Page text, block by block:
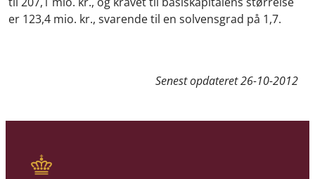
er 123,4 mio. kr., svarende til en solvensgrad på 1,7.
Senest opdateret26-10-2012